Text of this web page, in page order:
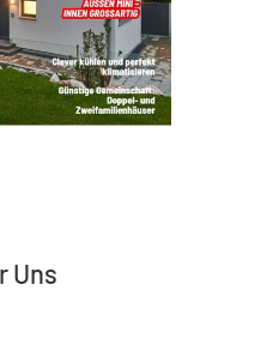
Uns